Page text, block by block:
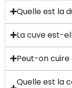
Quelle est la
La cuve est-
Peut-on
Quelle est la